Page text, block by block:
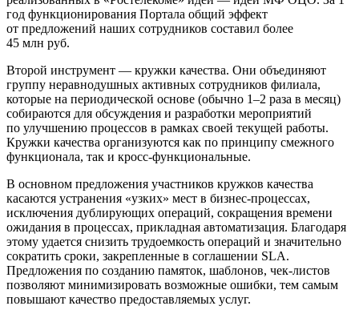
год функционирования Портала общий эффект
от предложений наших сотрудников составил более
45 млн руб.
Второй инструмент — кружки качества. Они объединяют
группу неравнодушных активных сотрудников филиала,
которые на периодической основе (обычно 1–2 раза в месяц)
собираются для обсуждения и разработки мероприятий
по улучшению процессов в рамках своей текущей работы.
Кружки качества организуются как по принципу смежного
функционала, так и кросс-функциональные.
В основном предложения участников кружков качества
касаются устранения «узких» мест в бизнес-процессах,
исключения дублирующих операций, сокращения времени
ожидания в процессах, прикладная автоматизация. Благодаря
этому удается снизить трудоемкость операций и значительно
сократить сроки, закрепленные в соглашении SLA.
Предложения по созданию памяток, шаблонов, чек-листов
позволяют минимизировать возможные ошибки, тем самым
повышают качество предоставляемых услуг.